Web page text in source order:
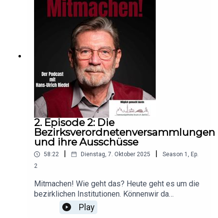
finanziellen Eigenverantwortung“ umfasst.
Allerdings hört sich das schon ein bißchen nach
Schuldnerberatung an. Also, was heißt
Bezirkhaushalt, wie ist das geregelt und wer kann
darüber bestimmen - Fragen, auf die Ihr
Antworten bekommt!
2. Episode 2: Die
Bezirksverordnetenversammlungen
und ihre Ausschüsse
58:22 | Dienstag, 7. Oktober 2025 | Season 1 , Ep.
2
Mitmachen! Wie geht das? Heute geht es um die
bezirklichen Institutionen. Könnenwir da
überhaupt mitmachen? Ja, klar! Geht wählen!
Beteiligt Euch! Diesen Aufruf kennenwir alle –
Play